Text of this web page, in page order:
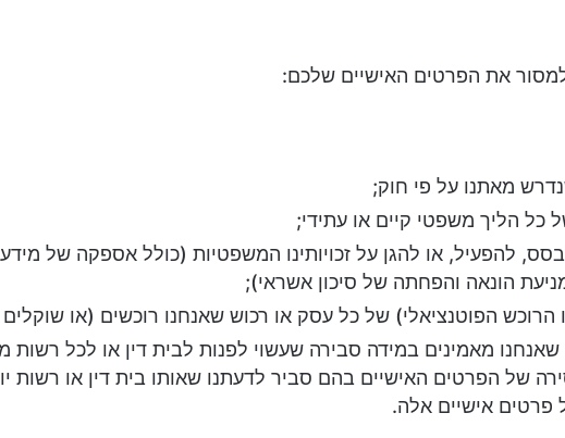
למסור את הפרטים האישיים שלכם:
מאתנו על פי חוק;
כל הליך משפטי קיים או עתידי;
להפעיל, או להגן על זכויותינו המשפטיות (כולל אספקה של
הונאה והפחתה של סיכון אשראי);
הרוכש הפוטנציאלי) של כל עסק או רכוש שאנחנו רוכשים (או
מאמינים במידה סבירה שעשוי לפנות לבית דין או לכל רשות
של הפרטים האישיים בהם סביר לדעתנו שאותו בית דין או רשות
פרטים אישיים אלה.